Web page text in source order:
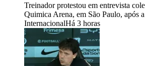
Treinador protestou em entrevista
Quimica Arena, em São Paulo, após
InternacionalHá 3 horas